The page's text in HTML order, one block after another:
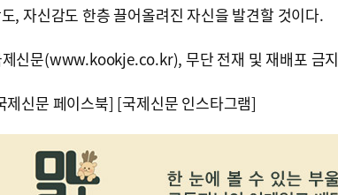
, 자신감도 한층 끌어올려진 자신을 발견할 것이다.
신문(www.kookje.co.kr), 무단 전재 및 재배포 금지
제신문 페이스북] [국제신문 인스타그램]